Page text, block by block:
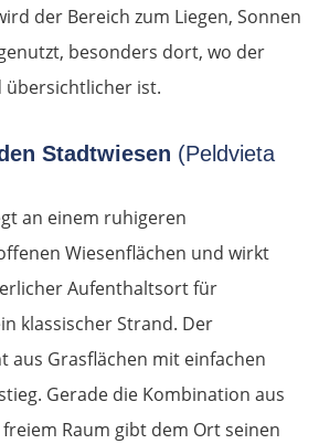
der Bereich zum Liegen, Sonnen
besonders dort, wo der
übersichtlicher ist.
Stadtwiesen (Peldvieta
an einem ruhigeren
Wiesenflächen und wirkt
Aufenthaltsort für
klassischer Strand. Der
aus Grasflächen mit einfachen
Gerade die Kombination aus
Raum gibt dem Ort seinen